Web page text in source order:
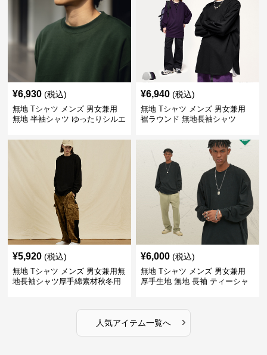
¥6,930 (税込)
無地 Tシャツ メンズ 男女兼用
無地 半袖シャツ ゆったりシルエ
¥6,940 (税込)
無地 Tシャツ メンズ 男女兼用
裾ラウンド 無地長袖シャツ
¥5,920 (税込)
無地 Tシャツ メンズ 男女兼用無
地長袖シャツ厚手綿素材秋冬用
¥6,000 (税込)
無地 Tシャツ メンズ 男女兼用
厚手生地 無地 長袖 ティーシャ
人気アイテム一覧へ ›